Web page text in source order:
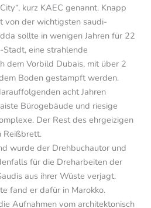
kurz KAEC genannt. Knapp
von der wichtigsten saudi-
sollte in wenigen Jahren für 22
eine strahlende
dem Vorbild Dubais, mit über 2
Boden gestampft werden.
acht Jahren
Bürogebäude und riesige
Der Rest des ehrgeizigen
Reißbrett.
wurde der Drehbuchautor und
für die Dreharbeiten der
aus ihrer Wüste verjagt.
fand er dafür in Marokko.
Aufnahmen vom architektonisch